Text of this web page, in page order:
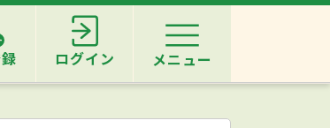
ログイン メニュー